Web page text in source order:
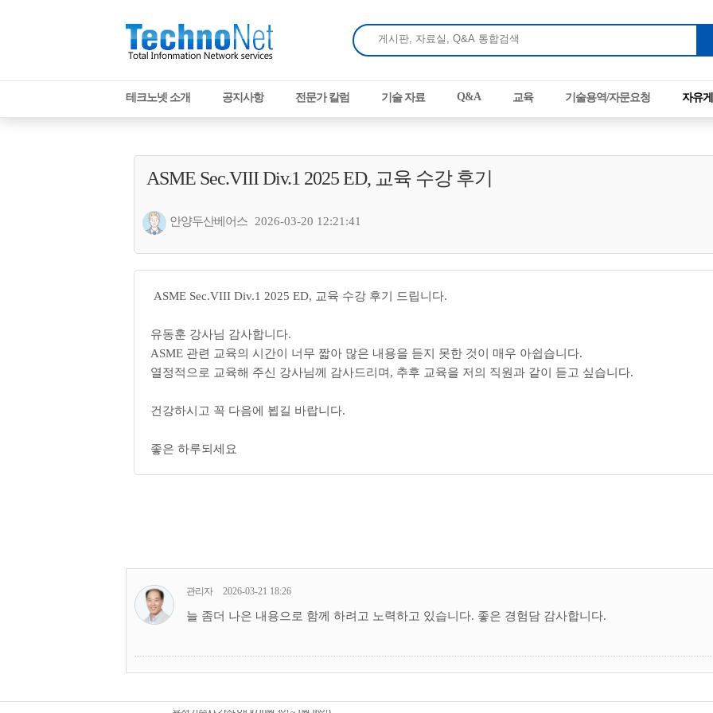
테크노넷 소개 공지사항 전문가 칼럼 기술 자료 Q&A 교육 기술용역/자문요청 자유
ASME Sec.VIII Div.1 2025 ED, 교육 수강 후기
안양두산베어스 2026-03-20 12:21:41
ASME Sec.VIII Div.1 2025 ED, 교육 수강 후기 드립니다.
유동훈 강사님 감사합니다.
ASME 관련 교육의 시간이 너무 짧아 많은 내용을 듣지 못한 것이 매우 아쉽습니다.
열정적으로 교육해 주신 강사님께 감사드리며, 추후 교육을 저의 직원과 같이 듣고 싶습니다.
건강하시고 꼭 다음에 뵙길 바랍니다.
좋은 하루되세요
관리자 2026-03-21 18:26
늘 좀더 나은 내용으로 함께 하려고 노력하고 있습니다. 좋은 경험담 감사합니다.
용접기술사 강좌 안내 (10월 3일 ~ 1월 16일)